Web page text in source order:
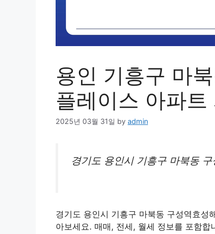
용인 기흥구 마
플레이스 아파트
2025년 03월 31일 by admin
경기도 용인시 기흥구 마북동
경기도 용인시 기흥구 마북동 구성역효성
아보세요. 매매, 전세, 월세 정보를 포함합